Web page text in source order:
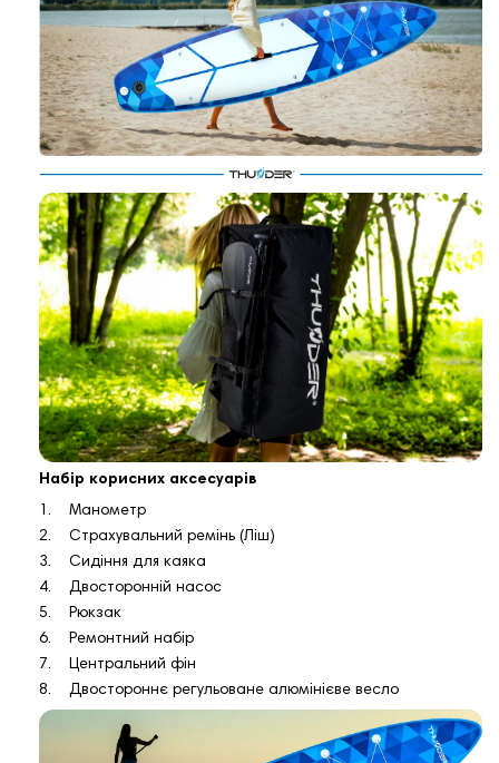
Набір корисних аксесуарів
1. Манометр
2. Страхувальний ремінь (Ліш)
3. Сидіння для каяка
4. Двосторонній насос
5. Рюкзак
6. Ремонтний набір
7. Центральний фін
8. Двостороннє регульоване алюмінієве весло